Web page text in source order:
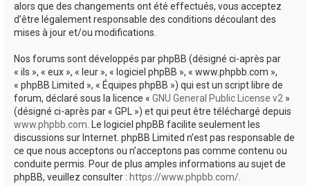
alors que des changements ont été effectués, vous acceptez
d’être légalement responsable des conditions découlant des
mises à jour et/ou modifications.
Nos forums sont développés par phpBB (désigné ci-après par
« ils », « eux », « leur », « logiciel phpBB », « www.phpbb.com »,
« phpBB Limited », « Équipes phpBB ») qui est un script libre de
forum, déclaré sous la licence « GNU General Public License v2 »
(désigné ci-après par « GPL ») et qui peut être téléchargé depuis
www.phpbb.com. Le logiciel phpBB facilite seulement les
discussions sur Internet. phpBB Limited n’est pas responsable de
ce que nous acceptons ou n’acceptons pas comme contenu ou
conduite permis. Pour de plus amples informations au sujet de
phpBB, veuillez consulter : https://www.phpbb.com/.